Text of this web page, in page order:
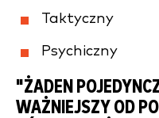
Taktyczny
Psychiczny
"ŻADEN
WAŻNIEJSZY OD